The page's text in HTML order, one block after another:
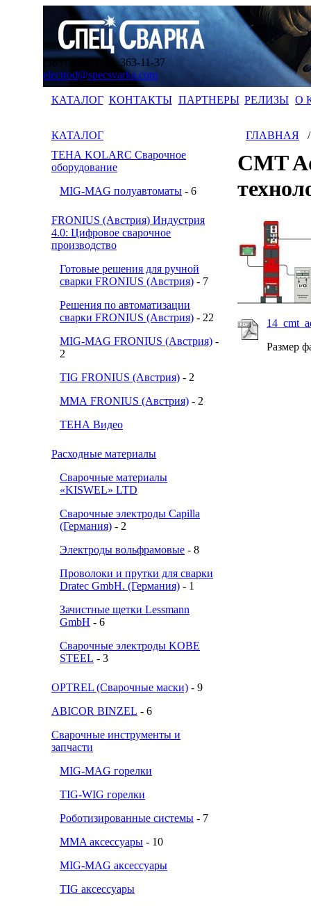
(383) 363-11-35, 363-11-37
electrod@specsvarka.com
КАТАЛОГ КОНТАКТЫ ПАРТНЕРЫ РЕЛИЗЫ О
КАТАЛОГ
ТЕНА KOLARC Сварочное
оборудование
MIG-MAG полуавтоматы - 6
FRONIUS (Австрия) Индустрия
4.0: Цифровое сварочное
производство
Готовые решения для ручной
сварки FRONIUS (Австрия) - 7
Решения по автоматизации
сварки FRONIUS (Австрия) - 22
MIG-MAG FRONIUS (Австрия) -
2
TIG FRONIUS (Австрия) - 2
ММА FRONIUS (Австрия) - 2
ТЕНА Видео
Расходные материалы
Сварочные материалы
«KISWEL» LTD
Сварочные электроды Capilla
(Германия) - 2
Электроды вольфрамовые - 8
Проволоки и прутки для сварки
Dratec GmbH. (Германия) - 1
Зачистные щетки Lessmann
GmbH - 6
Сварочные электроды KOBE
STEEL - 3
OPTREL (Сварочные маски) - 9
ABICOR BINZEL - 6
Сварочные инструменты и
запчасти
MIG-MAG горелки
TIG-WIG горелки
Роботизированные системы - 7
MMA аксессуары - 10
MIG-MAG аксессуары
TIG аксессуары
ГЛАВНАЯ
CMT
Размер